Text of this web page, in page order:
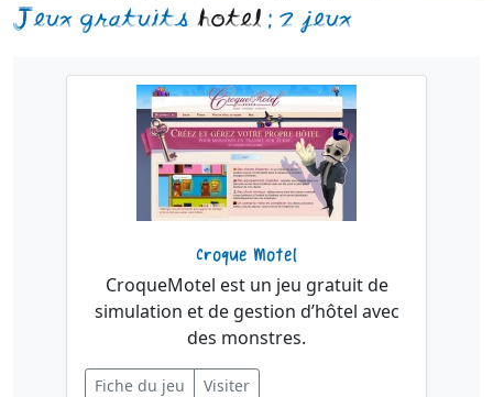
Jeux gratuits hotel : 2 jeux
Croque Motel
CroqueMotel est un jeu gratuit de
simulation et de gestion d’hôtel avec
des monstres.
Fiche du jeu Visiter